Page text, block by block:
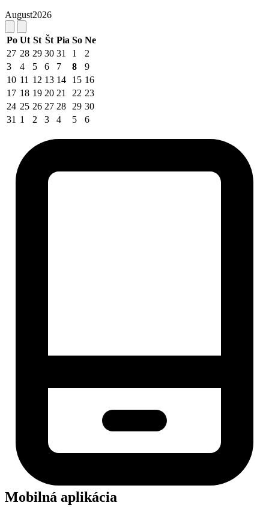
August2026
Po Ut St Št Pia So Ne
27 28 29 30 31 1
2
3
4 5 6 7 8
9
10 11 12 13 14 15 16
17 18 19 20 21 22 23
24 25 26 27 28 29 30
31 1 2 3 4 5 6
Mobilná aplikácia